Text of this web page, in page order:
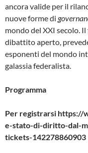
ancora valide per il
nuove forme di
mondo del XXI secolo.
dibattito aperto,
esponenti del mondo
galassia federalista.
Programma
Per registrarsi
e-stato-di-diritto-dal-
tickets-142278860903